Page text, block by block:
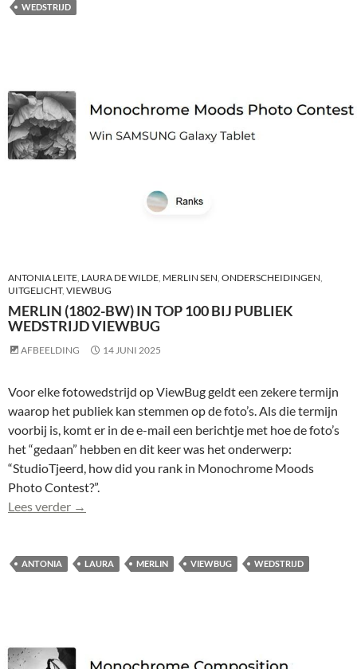
WEDSTRIJD
ANTONIA LEITE, LAURA DE WILDE, MERLIN SEN, ONDERSCHEIDINGEN,
UITGELICHT, VIEWBUG
MERLIN (1802-BW) IN TOP 100 BIJ PUBLIEK
WEDSTRIJD VIEWBUG
AFBEELDING 14 JUNI 2025
Voor elke fotowedstrijd op ViewBug geldt een zekere termijn
waarop het publiek kan stemmen op de foto’s. Als die termijn
voorbij is, komt er in de e-mail een berichtje met hoe de foto’s
het “gedaan” hebben en dit keer was het onderwerp:
“StudioTjeerd, how did you rank in Monochrome Moods
Photo Contest?”.
Lees verder Merlin (1802-bw) in top 100 bij publiek wedstrijd
→
ANTONIA LAURA MERLIN VIEWBUG WEDSTRIJD